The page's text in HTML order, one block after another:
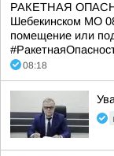
РАКЕТНАЯ
Шебекинском МО
помещение или
08:18